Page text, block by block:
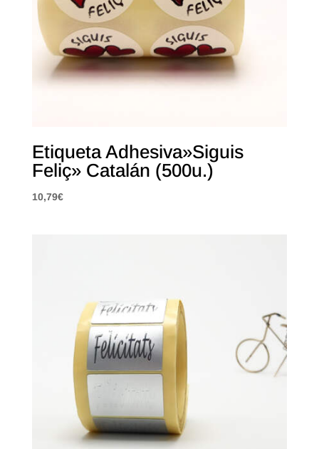
Etiqueta Adhesiva»Siguis
Feliç» Catalán (500u.)
10,79€